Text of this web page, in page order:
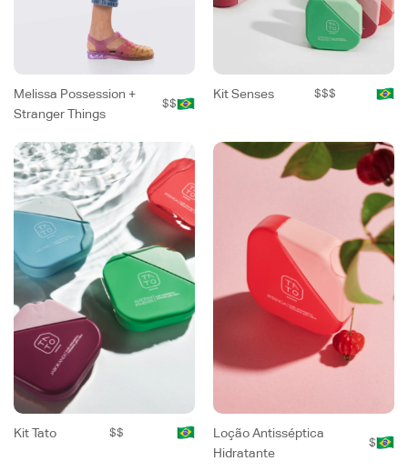
Melissa Possession +
Stranger Things
$$
Kit Senses $$$
Kit Tato $$
Loção Antisséptica
Hidratante
$